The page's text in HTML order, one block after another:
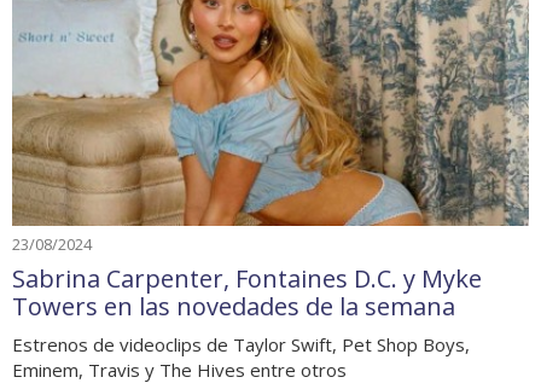
23/08/2024
Sabrina Carpenter, Fontaines D.C. y Myke
Towers en las novedades de la semana
Estrenos de videoclips de Taylor Swift, Pet Shop Boys,
Eminem, Travis y The Hives entre otros